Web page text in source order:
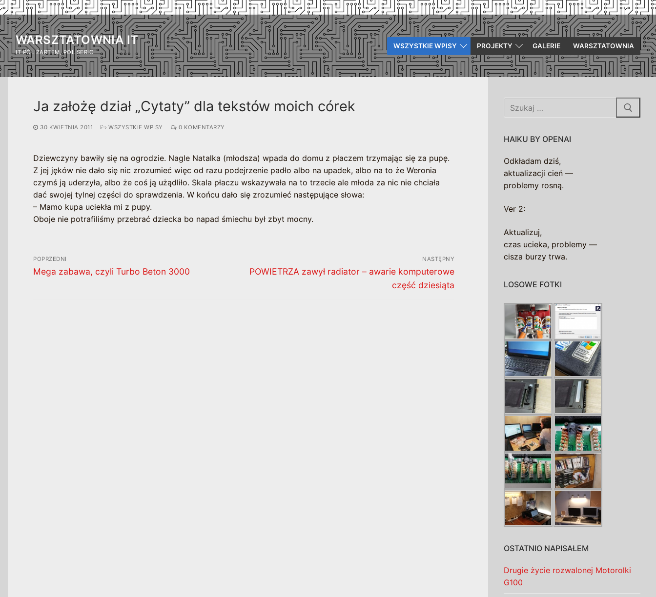
Przejdź
do
treściWARSZTATOWNIA IT
IT PÓŁ ŻARTEM, PÓŁ SERIO
WSZYSTKIE WPISY PROJEKTY GALERIE WARSZTATOWNIA
Ja założę dział „Cytaty” dla tekstów moich córek
30 KWIETNIA 2011 WSZYSTKIE WPISY 0 KOMENTARZY
Dziewczyny bawiły się na ogrodzie. Nagle Natalka (młodsza) wpada do domu z płaczem trzymając się za pupę.
Z jej jęków nie dało się nic zrozumieć więc od razu podejrzenie padło albo na upadek, albo na to że Weronia
czymś ją uderzyła, albo że coś ją użądliło. Skala płaczu wskazywała na to trzecie ale młoda za nic nie chciała
dać swojej tylnej części do sprawdzenia. W końcu dało się zrozumieć następujące słowa:
– Mamo kupa uciekła mi z pupy.
Oboje nie potrafiliśmy przebrać dziecka bo napad śmiechu był zbyt mocny.
Nawigacja
wpisu
POPRZEDNI
Poprzedni
Mega zabawa, czyli Turbo Beton 3000
NASTĘPNY
Następny
POWIETRZA zawył radiator – awarie komputerowe
część dziesiąta
Szukaj:
HAIKU BY OPENAI
Odkładam dziś,
aktualizacji cień —
problemy rosną.
Ver 2:
Aktualizuj,
czas ucieka, problemy —
cisza burzy trwa.
LOSOWE FOTKI
OSTATNIO NAPISAŁEM
Drugie życie rozwalonej Motorolki
G100